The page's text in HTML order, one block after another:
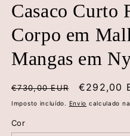
Casaco Curto
Corpo em
Mangas em
Preço
normal
€730,00 EUR
Preço
de
€292,00
Imposto incluído. Envio calculado
Cor